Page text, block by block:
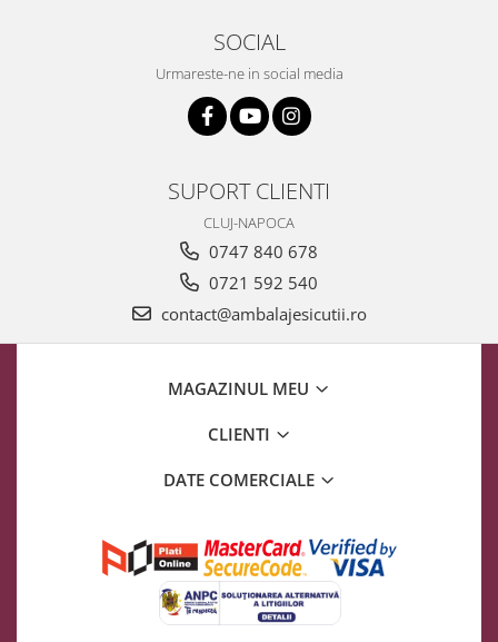
SOCIAL
Urmareste-ne in social media
SUPORT CLIENTI
CLUJ-NAPOCA
0747 840 678
0721 592 540
contact@ambalajesicutii.ro
MAGAZINUL MEU
CLIENTI
DATE COMERCIALE